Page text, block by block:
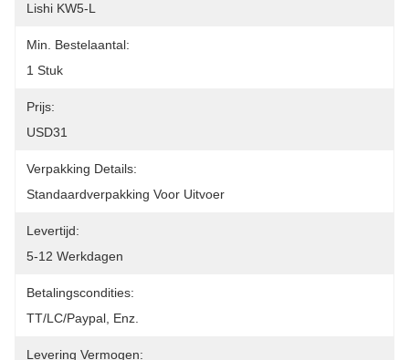
Lishi KW5-L
Min. Bestelaantal:
1 Stuk
Prijs:
USD31
Verpakking Details:
Standaardverpakking Voor Uitvoer
Levertijd:
5-12 Werkdagen
Betalingscondities:
TT/LC/paypal, Enz.
Levering Vermogen: